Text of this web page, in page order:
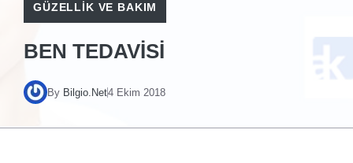
GÜZELLIK VE BAKIM
BEN TEDAVISI
By Bilgio.Net4 Ekim 2018